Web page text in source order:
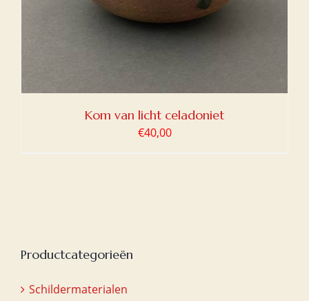
Kom van licht celadoniet
€40,00
Productcategorieën
Schildermaterialen